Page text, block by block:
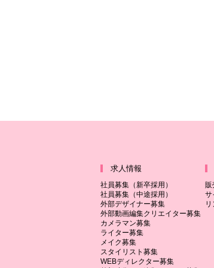
求人情報
社員募集（新卒採用）
社員募集（中途採用）
外部デザイナー募集
外部動画編集クリエイター募集
カメラマン募集
ライター募集
メイク募集
スタイリスト募集
WEBディレクター募集
販
サ
リ